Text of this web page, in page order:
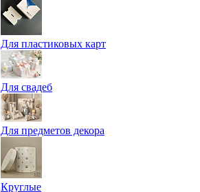
Для пластиковых карт
Для свадеб
Для предметов декора
Круглые